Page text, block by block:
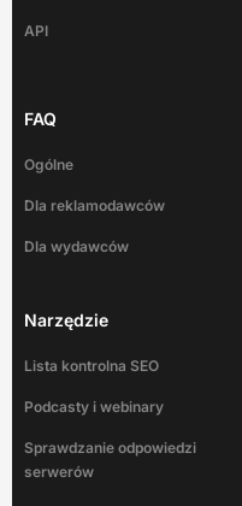
API
FAQ
Ogólne
Dla reklamodawców
Dla wydawców
Narzędzie
Lista kontrolna SEO
Podcasty i webinary
Sprawdzanie odpowiedzi
serwerów